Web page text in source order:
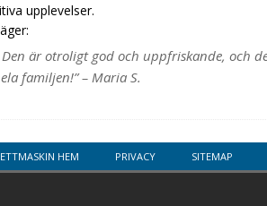
upplevelser.
är otroligt god och uppfriskande, och
familjen!” – Maria S.
HEM PRIVACY SITEMAP